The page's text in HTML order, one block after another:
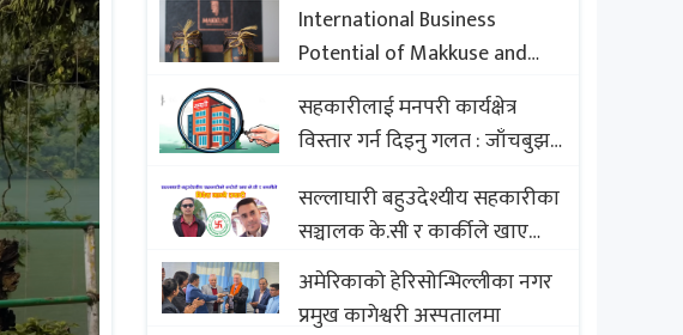
International Business
Potential of Makkuse and
Export Opportunities of
Nepali Sweets with Global
Comparison to Baklava
सहकारीलाई मनपरी कार्यक्षेत्र
विस्तार गर्न दिइनु गलत : जाँचबुझ
सल्लाघारी बहुउदेश्यीय सहकारीका
सञ्चालक के.सी र कार्कीले खाए
सदस्यको करोडौं बचत
अमेरिकाको हेरिसोन्भिल्लीका नगर
प्रमुख कागेश्वरी अस्पतालमा